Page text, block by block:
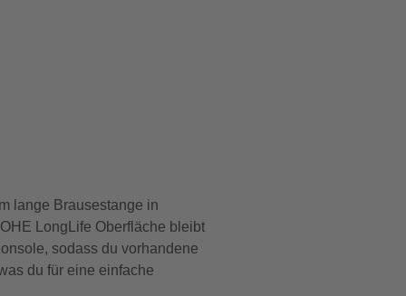
lange Brausestange in
LongLife Oberfläche bleibt
sodass du vorhandene
du für eine einfache